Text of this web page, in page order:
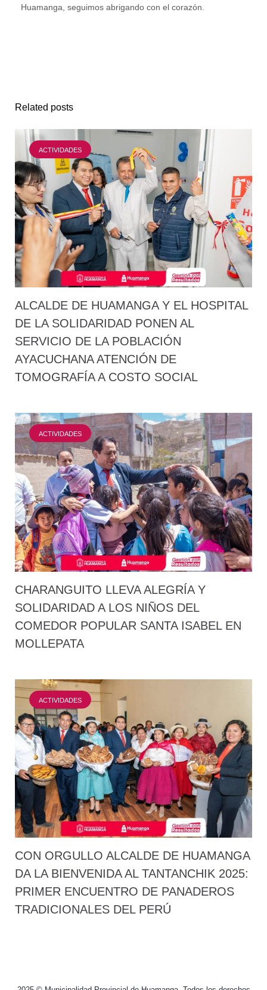
Huamanga, seguimos abrigando con el corazón.
Related posts
ACTIVIDADES
ALCALDE DE HUAMANGA Y EL HOSPITAL
DE LA SOLIDARIDAD PONEN AL
SERVICIO DE LA POBLACIÓN
AYACUCHANA ATENCIÓN DE
TOMOGRAFÍA A COSTO SOCIAL
ACTIVIDADES
CHARANGUITO LLEVA ALEGRÍA Y
SOLIDARIDAD A LOS NIÑOS DEL
COMEDOR POPULAR SANTA ISABEL EN
MOLLEPATA
ACTIVIDADES
CON ORGULLO ALCALDE DE HUAMANGA
DA LA BIENVENIDA AL TANTANCHIK 2025:
PRIMER ENCUENTRO DE PANADEROS
TRADICIONALES DEL PERÚ